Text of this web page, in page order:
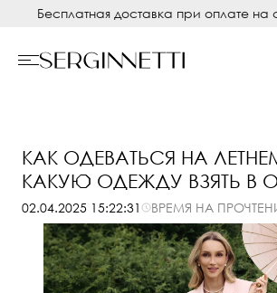
Бесплатная доставка при оплате на
КАК ОДЕВАТЬСЯ НА
КАКУЮ ОДЕЖДУ ВЗЯТЬ В
02.04.2025 15:22:31 ВРЕМЯ НА